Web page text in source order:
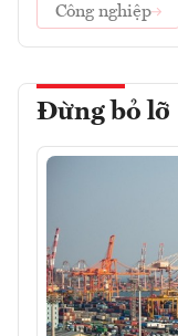
Công nghiệp
Đừng bỏ lỡ